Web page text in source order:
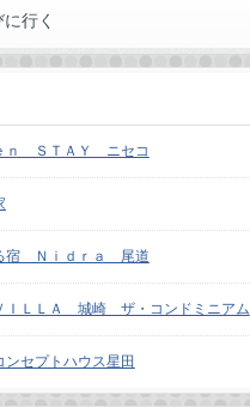
行く
ｎ ＳＴＡＹ ニセコ
宿 Ｎｉｄｒａ 尾道
ＩＬＬＡ 城崎 ザ・コンドミニアム
セプトハウス星田